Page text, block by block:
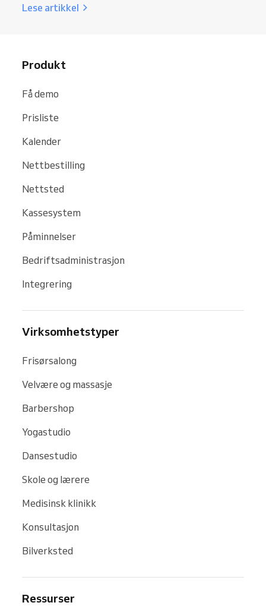
Lese artikkel
Produkt
Få demo
Prisliste
Kalender
Nettbestilling
Nettsted
Kassesystem
Påminnelser
Bedriftsadministrasjon
Integrering
Virksomhetstyper
Frisørsalong
Velvære og massasje
Barbershop
Yogastudio
Dansestudio
Skole og lærere
Medisinsk klinikk
Konsultasjon
Bilverksted
Ressurser